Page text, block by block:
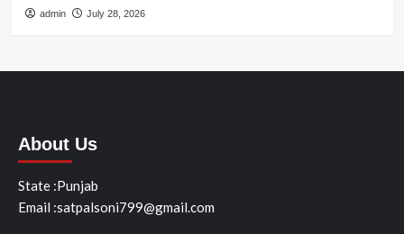
admin July 28, 2026
About Us
State :Punjab
Email :satpalsoni799@gmail.com